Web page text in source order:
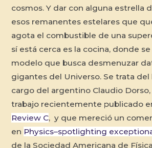
cosmos. Y dar con alguna estrella
esos remanentes estelares que
agota el combustible de una
sí está cerca es la cocina, donde
modelo que busca desmenuzar
gigantes del Universo. Se trata del
cargo del argentino Claudio
trabajo recientemente publicado
Review C, y que mereció un
en Physics–spotlighting
de la Sociedad Americana de